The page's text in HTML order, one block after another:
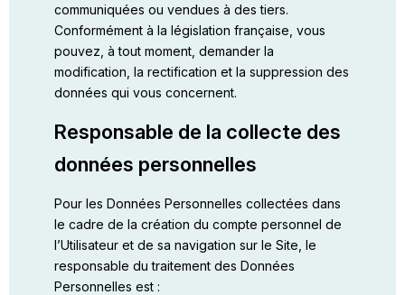
communiquées ou vendues à des tiers.
Conformément à la législation française, vous
pouvez, à tout moment, demander la
modification, la rectification et la suppression des
données qui vous concernent.
Responsable de la collecte des
données personnelles
Pour les Données Personnelles collectées dans
le cadre de la création du compte personnel de
l’Utilisateur et de sa navigation sur le Site, le
responsable du traitement des Données
Personnelles est :